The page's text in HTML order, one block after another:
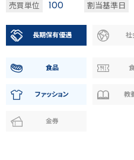
売買単位 100 割当基準日
長期保有優遇 社
食品
ファッション 教
金券